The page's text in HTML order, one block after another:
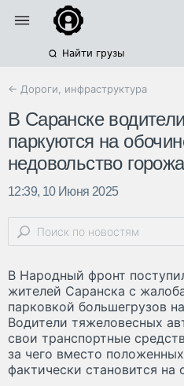
Найти грузы
← Дороги, инфраструктура
В Саранске
паркуются на
недовольство
12:39, 10 Июня 2025
В Народный фронт
жителей Саранска с
парковкой большегрузов
Водители тяжеловесных
свои транспортные
за чего вместо
фактически становится на